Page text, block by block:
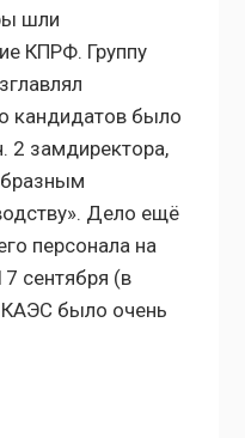
шли
КПРФ. Группу
кандидатов было
2 замдиректора,
Дело ещё
персонала на
сентября (в
КАЭС было очень